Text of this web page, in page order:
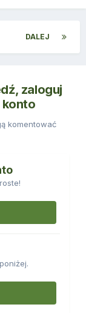
DALEJ
zaloguj
konto
komentować